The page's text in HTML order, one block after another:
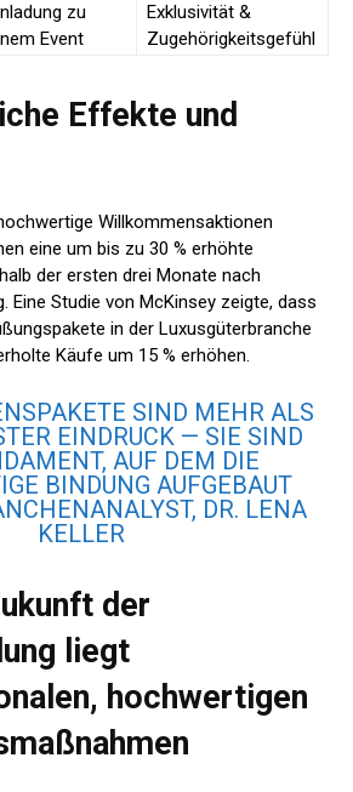
zu
Event
Exklusivität &
Zugehörigkeitsgefühl
Effekte und
Willkommensaktionen
eine um bis zu 30 % erhöhte
der ersten drei Monate nach
Eine Studie von McKinsey zeigte, dass
in der Luxusgüterbranche
Käufe um 15 % erhöhen.
SIND MEHR ALS
EINDRUCK — SIE SIND
AUF DEM DIE
BINDUNG AUFGEBAUT
DR. LENA
KELLER
der
liegt
hochwertigen